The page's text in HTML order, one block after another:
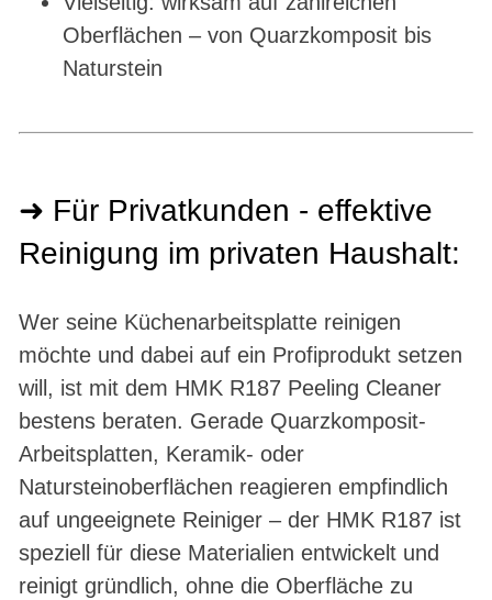
Oberflächen – von Quarzkomposit bis
Naturstein
➜ Für Privatkunden - effektive
Reinigung im privaten Haushalt:
Wer seine Küchenarbeitsplatte reinigen
möchte und dabei auf ein Profiprodukt setzen
will, ist mit dem HMK R187 Peeling Cleaner
bestens beraten. Gerade Quarzkomposit-
Arbeitsplatten, Keramik- oder
Natursteinoberflächen reagieren empfindlich
auf ungeeignete Reiniger – der HMK R187 ist
speziell für diese Materialien entwickelt und
reinigt gründlich, ohne die Oberfläche zu